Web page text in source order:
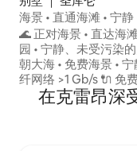
海景 • 直通海滩 • 宁
🌊 正对海景 • 直达海
园 • 宁静、未受污染
朝大海 • 免费海景 •
纤网络 >1 Gb/s 🔌 免
站 🍼 婴儿用品套装
星 – Roellinger）· 🦪 昂卡勒牡蛎 🏡 Villa
在克雷昂深